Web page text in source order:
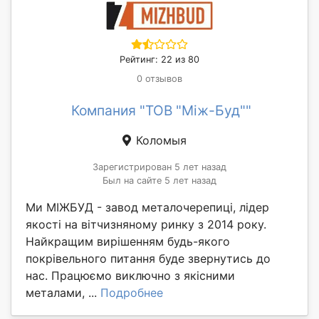
Рейтинг: 22 из 80
0 отзывов
Компания "ТОВ "Між-Буд""
Коломыя
Зарегистрирован 5 лет назад
Был на сайте 5 лет назад
Ми МІЖБУД - завод металочерепиці, лідер
якості на вітчизняному ринку з 2014 року.
Найкращим вирішенням будь-якого
покрівельного питання буде звернутись до
нас. Працюємо виключно з якісними
металами, ... Подробнее